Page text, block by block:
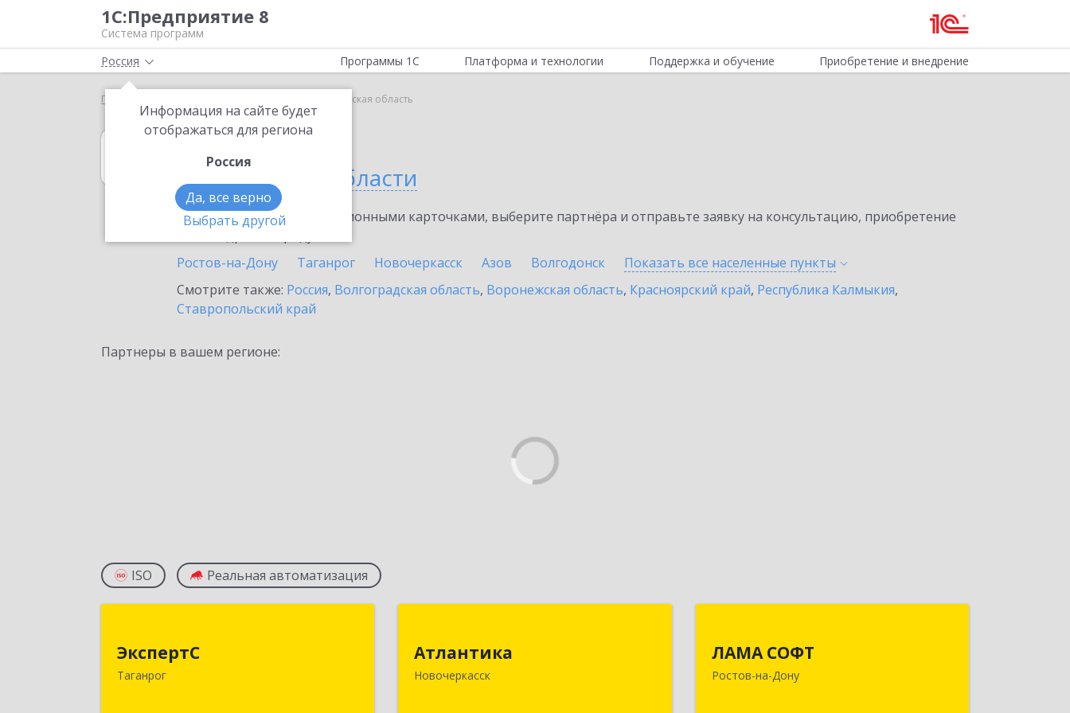
1С:Предприятие 8
Система программ
Россия
Информация на сайте будет
отображаться для региона
Россия
Да, все верно
Выбрать другой
Программы 1С Платформа и технологии Поддержка и обучение Приобретение и внедрение
Главная Ростовская область
1С:Гаражи
в Ростовской области
Ознакомьтесь с информационными карточками, выберите партнёра и отправьте заявку на консультацию, приобретение
Ростов-на-Дону
Таганрог Новочеркасск Азов Волгодонск Показать все населенные пункты
Смотрите также: Россия, Волгоградская область, Воронежская область, Красноярский край, Республика Калмыкия,
Ставропольский край
Партнеры в вашем регионе:
ISO Реальная автоматизация
ЭкспертС
Таганрог
347905, Ростовская обл, Таганрог г,
Социалистическая ул, дом № 2, оф.300
Атлантика
Новочеркасск
г, Кривопустенко пер, домовладение
ЛАМА СОФТ
Ростов-на-Дону
Дону г, Соколова пр-кт, дом № 80